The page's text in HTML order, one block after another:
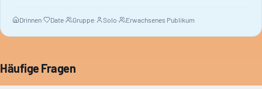
Drinnen· Date· Gruppe· Solo· Erwachsenes Publikum
Häufige Fragen